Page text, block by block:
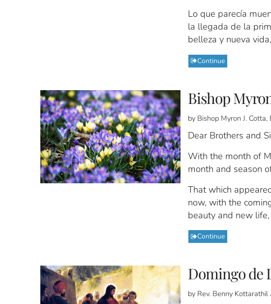
Lo que parecía
la llegada de la
belleza y nueva
Continue
Bishop
by Bishop Myron J.
Dear Brothers and
With the month of
month and season
That which
now, with the
beauty and new
Continue
Domingo de
by Rev. Benny